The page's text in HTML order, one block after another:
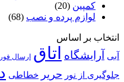
پرده و نصب (68)
اساس
اتاق ارسال فوری بزرگسال
نور حریر خطاطی دخترانه